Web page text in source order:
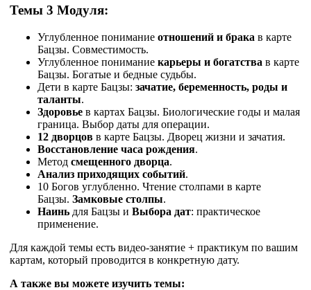
Темы 3 Модуля:
Углубленное понимание отношений и брака в карте
Бацзы. Совместимость.
Углубленное понимание карьеры и богатства в карте
Бацзы. Богатые и бедные судьбы.
Дети в карте Бацзы: зачатие, беременность, роды и
таланты.
Здоровье в картах Бацзы. Биологические годы и малая
граница. Выбор даты для операции.
12 дворцов в карте Бацзы. Дворец жизни и зачатия.
Восстановление часа рождения.
Метод смещенного дворца.
Анализ приходящих событий.
10 Богов углубленно. Чтение столпами в карте
Бацзы. Замковые столпы.
Наинь для Бацзы и Выбора дат: практическое
применение.
Для каждой темы есть видео-занятие + практикум по вашим
картам, который проводится в конкретную дату.
А также вы можете изучить темы: